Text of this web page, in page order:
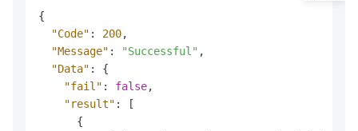
{
"Code" : 200,
"Message" : "Successful" ,
"Data" :
{
"fail" : false,
"result" :
[
{